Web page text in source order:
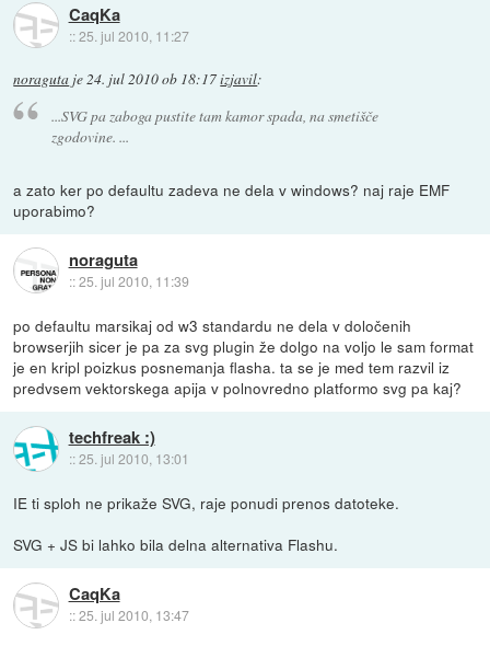
CaqKa
::25. jul 2010, 11:27
noraguta je24. jul 2010 ob 18:17izjavil:
...SVG pa zaboga pustite tam kamor spada, na smetišče
zgodovine. ...
a zato ker po defaultu zadeva ne dela v windows? naj raje EMF
uporabimo?
noraguta
::25. jul 2010, 11:39
po defaultu marsikaj od w3 standardu ne dela v določenih
browserjih sicer je pa za svg plugin že dolgo na voljo le sam format
je en kripl poizkus posnemanja flasha. ta se je med tem razvil iz
predvsem vektorskega apija v polnovredno platformo svg pa kaj?
techfreak :)
::25. jul 2010, 13:01
IE ti sploh ne prikaže SVG, raje ponudi prenos datoteke.
SVG + JS bi lahko bila delna alternativa Flashu.
CaqKa
::25. jul 2010, 13:47